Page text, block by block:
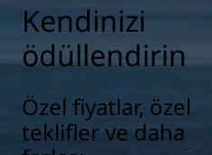
Kendinizi
ödüllendirin
Özel fiyatlar, özel
teklifler ve daha